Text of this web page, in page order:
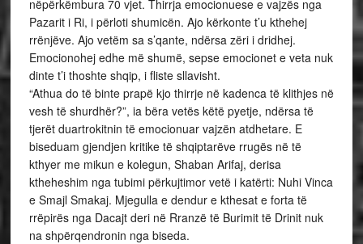
nëpërkëmbura 70 vjet. Thirrja emocionuese e vajzës nga
Pazarit i Ri, i përloti shumicën. Ajo kërkonte t’u kthehej
rrënjëve. Ajo vetëm sa s’qante, ndërsa zëri i dridhej.
Emocionohej edhe më shumë, sepse emocionet e veta nuk
dinte t’i thoshte shqip, i fliste sllavisht.
“Athua do të binte prapë kjo thirrje në kadenca të klithjes në
vesh të shurdhër?”, ia bëra vetës këtë pyetje, ndërsa të
tjerët duartrokitnin të emocionuar vajzën atdhetare. E
biseduam gjendjen kritike të shqiptarëve rrugës në të
kthyer me mikun e kolegun, Shaban Arifaj, derisa
ktheheshim nga tubimi përkujtimor vetë i katërti: Nuhi Vinca
e Smajl Smakaj. Mjegulla e dendur e kthesat e forta të
rrëpirës nga Dacajt deri në Rranzë të Burimit të Drinit nuk
na shpërqendronin nga biseda.